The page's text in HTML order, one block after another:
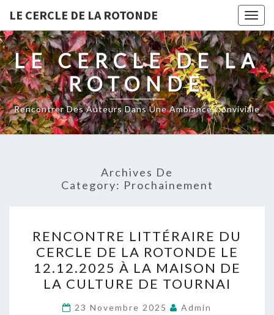
LE CERCLE DE LA ROTONDE
LE CERCLE DE LA
ROTONDE
Rencontrer Des Auteurs Dans Une Ambiance Conviviale
Archives De
Category: Prochainement
LITTÉRAIRE
DU
CERCLE
DE
LA
RENCONTRE LITTÉRAIRE DU
CERCLE DE LA ROTONDE LE
12.12.2025 À LA MAISON DE
LA CULTURE DE TOURNAI
23 Novembre 2025 Admin